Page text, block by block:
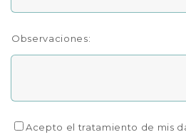
Observaciones:
Acepto el tratamiento de mis